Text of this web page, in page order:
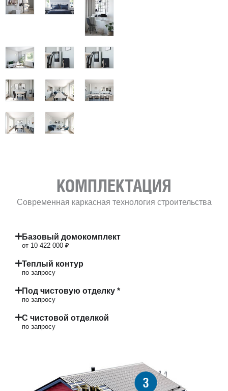
КОМПЛЕКТАЦИЯ
Современная каркасная технология строительства
Базовый домокомплект
от 10 422 000 ₽
Теплый контур
по запросу
Под чистовую отделку *
по запросу
С чистовой отделкой
по запросу
3